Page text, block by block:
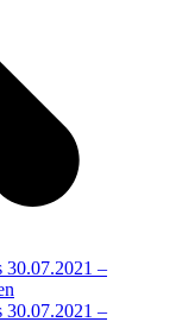
30.07.2021 –
30.07.2021 –